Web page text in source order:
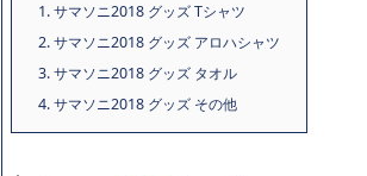
1.サマソニ2018 グッズ Tシャツ
2.サマソニ2018 グッズ アロハシャツ
3.サマソニ2018 グッズ タオル
4.サマソニ2018 グッズ その他